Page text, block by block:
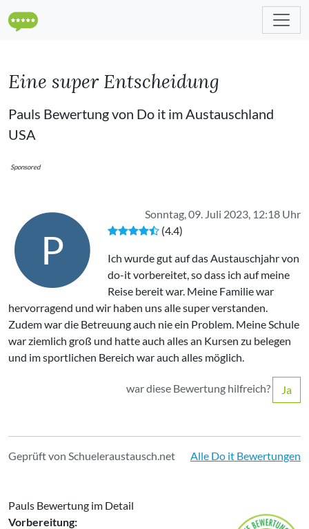
Eine super Entscheidung
Pauls Bewertung von Do it im Austauschland
USA
Sponsored
P
Sonntag, 09. Juli 2023, 12:18 Uhr
(4.4)
Ich wurde gut auf das Austauschjahr von
do-it vorbereitet, so dass ich auf meine
Reise bereit war. Meine Familie war
hervorragend und wir haben uns alle super verstanden.
Zudem war die Betreuung auch nie ein Problem. Meine Schule
war ziemlich groß und hatte auch alles an Kursen zu belegen
und im sportlichen Bereich war auch alles möglich.
war diese Bewertung hilfreich? Ja
Geprüft von Schueleraustausch.net Alle Do it Bewertungen
Pauls Bewertung im Detail
Vorbereitung: